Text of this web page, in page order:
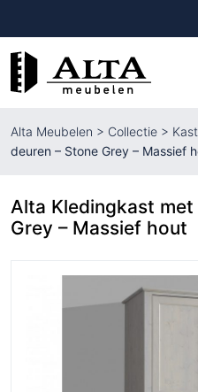
Alta Meubelen > Collectie >
deuren – Stone Grey – Massief
Alta Kledingkast met
Grey – Massief hout